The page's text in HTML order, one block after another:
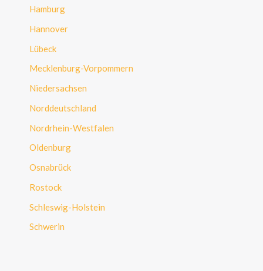
Hamburg
Hannover
Lübeck
Mecklenburg-Vorpommern
Niedersachsen
Norddeutschland
Nordrhein-Westfalen
Oldenburg
Osnabrück
Rostock
Schleswig-Holstein
Schwerin